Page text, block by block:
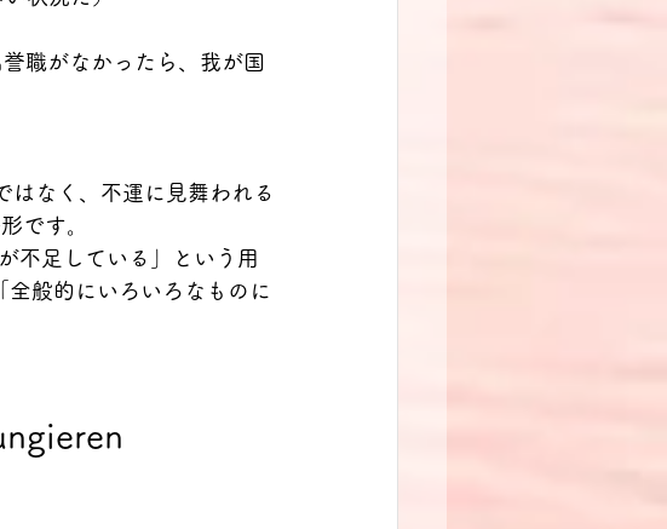
誉職がなかったら、我が国
はなく、不運に見舞われる
です。
不足している」という用
般的にいろいろなものに